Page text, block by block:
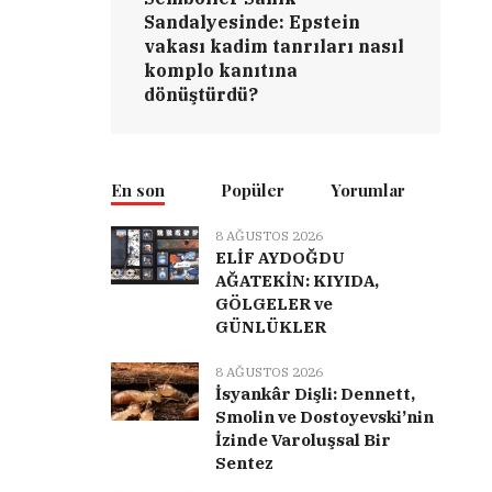
Sandalyesinde: Epstein
vakası kadim tanrıları nasıl
komplo kanıtına
dönüştürdü?
En son Popüler Yorumlar
8 AĞUSTOS 2026
ELİF AYDOĞDU
AĞATEKİN: KIYIDA,
GÖLGELER ve
GÜNLÜKLER
8 AĞUSTOS 2026
İsyankâr Dişli: Dennett,
Smolin ve Dostoyevski’nin
İzinde Varoluşsal Bir
Sentez